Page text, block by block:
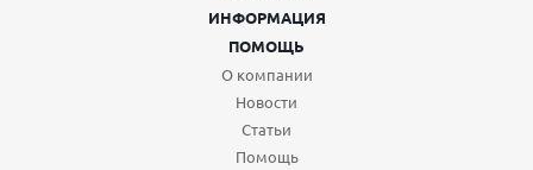
ИНФОРМАЦИЯ
ПОМОЩЬ
О компании
Новости
Статьи
Помощь